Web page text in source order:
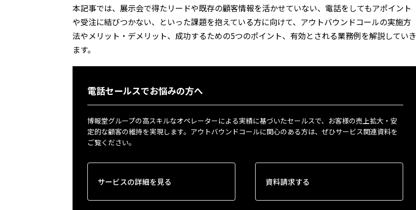
本記事では、展示会で得たリードや既存の顧客情報を活かせていない、電話をしてもアポイント
や受注に結びつかない、といった課題を抱えている方に向けて、アウトバウンドコールの実施方
法やメリット・デメリット、成功するための5つのポイント、有効とされる業務例を解説していき
ます。
電話セールスでお悩みの方へ
博報堂グループの高スキルなオペレーターによる実績に基づいたセールスで、お客様の売上拡大・安
定的な顧客の維持を実現します。アウトバウンドコールに関心のある方は、ぜひサービス関連資料を
ご覧ください。
サービスの詳細を見る 資料請求する